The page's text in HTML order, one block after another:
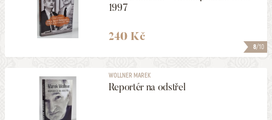
8/10
1997
240 Kč
WOLLNER MAREK
Reportér na odstřel